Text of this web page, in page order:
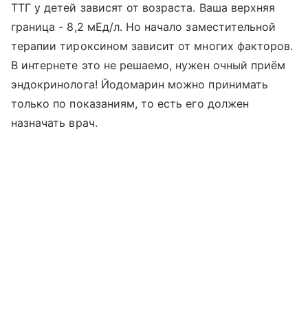
ТТГ у детей зависят от возраста. Ваша верхняя
граница - 8,2 мЕд/л. Но начало заместительной
терапии тироксином зависит от многих факторов.
В интернете это не решаемо, нужен очный приём
эндокринолога! Йодомарин можно принимать
только по показаниям, то есть его должен
назначать врач.